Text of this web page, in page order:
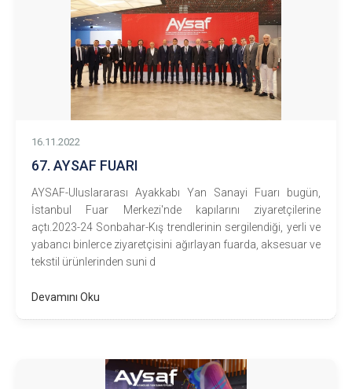
16.11.2022
67. AYSAF FUARI
AYSAF-Uluslararası Ayakkabı Yan Sanayi Fuarı bugün,
İstanbul Fuar Merkezi'nde kapılarını ziyaretçilerine
açtı.2023-24 Sonbahar-Kış trendlerinin sergilendiği, yerli ve
yabancı binlerce ziyaretçisini ağırlayan fuarda, aksesuar ve
tekstil ürünlerinden suni d
Devamını Oku